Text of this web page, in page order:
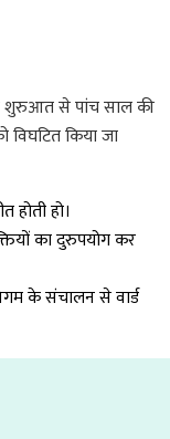
शुरुआत से पांच साल की
विघटित किया जा
होती हो।
का दुरुपयोग कर
के संचालन से वार्ड